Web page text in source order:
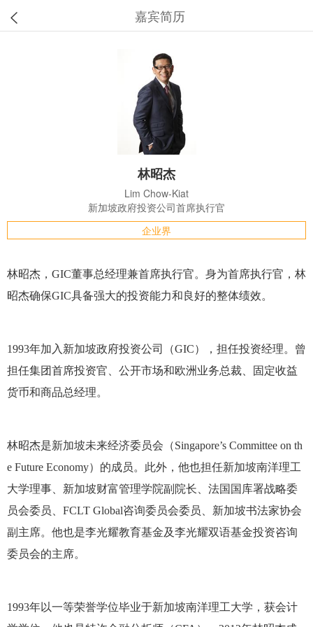
嘉宾简历
林昭杰
Lim Chow-Kiat
新加坡政府投资公司首席执行官
企业界
林昭杰，GIC董事总经理兼首席执行官。身为首席执行官，林
昭杰确保GIC具备强大的投资能力和良好的整体绩效。
1993年加入新加坡政府投资公司（GIC），担任投资经理。曾
担任集团首席投资官、公开市场和欧洲业务总裁、固定收益
货币和商品总经理。
林昭杰是新加坡未来经济委员会（Singapore’s Committee on th
e Future Economy）的成员。此外，他也担任新加坡南洋理工
大学理事、新加坡财富管理学院副院长、法国国库署战略委
员会委员、FCLT Global咨询委员会委员、新加坡书法家协会
副主席。他也是李光耀教育基金及李光耀双语基金投资咨询
委员会的主席。
1993年以一等荣誉学位毕业于新加坡南洋理工大学，获会计